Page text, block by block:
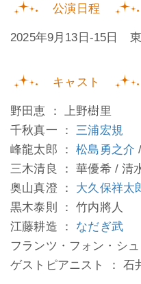
公演日程
2025年9月13日-15日
キャスト
野田恵 ： 上野樹里
千秋真一 ：三浦宏規
峰龍太郎 ：松島勇之介 /
三木清良 ： 華優希 / 清
奥山真澄 ： 大久保祥太
黒木泰則 ： 竹内將人
江藤耕造 ： なだぎ武
フランツ・フォン・シ
ゲストピアニスト ： 石